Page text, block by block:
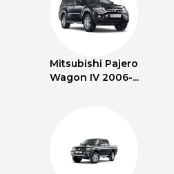
Mitsubishi Pajero
Wagon IV 2006-...